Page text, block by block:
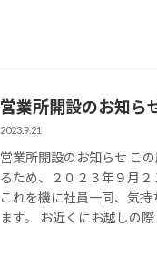
営業所開設のお知ら
2023.9.21
営業所開設のお知らせ こ
るため、２０２３年９月２
これを機に社員一同、気
ます。 お近くにお越しの